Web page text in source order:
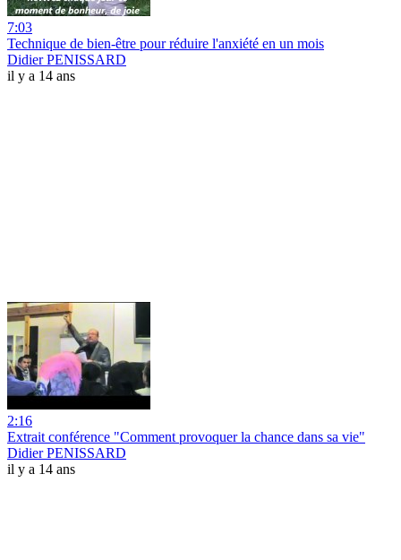
7:03
Technique de bien-être pour réduire l'anxiété en un mois
Didier PENISSARD
il y a 14 ans
2:16
Extrait conférence "Comment provoquer la chance dans sa vie"
Didier PENISSARD
il y a 14 ans